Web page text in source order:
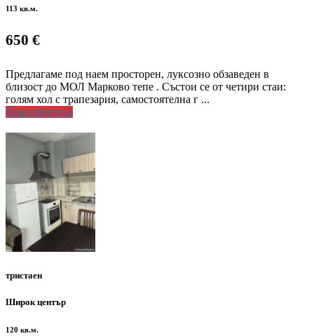
113 кв.м.
650 €
Предлагаме под наем просторен, луксозно обзаведен в
близост до МОЛ Марково тепе . Състои се от четири стаи:
голям хол с трапезария, самостоятелна г ...
Виж офертата
тристаен
Широк център
120 кв.м.